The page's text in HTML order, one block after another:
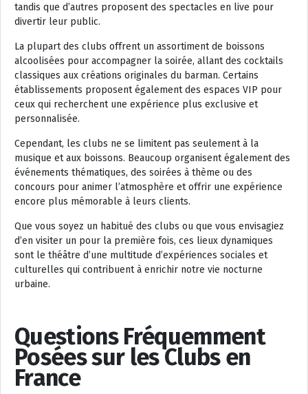
tandis que d’autres proposent des spectacles en live pour
divertir leur public.
La plupart des clubs offrent un assortiment de boissons
alcoolisées pour accompagner la soirée, allant des cocktails
classiques aux créations originales du barman. Certains
établissements proposent également des espaces VIP pour
ceux qui recherchent une expérience plus exclusive et
personnalisée.
Cependant, les clubs ne se limitent pas seulement à la
musique et aux boissons. Beaucoup organisent également des
événements thématiques, des soirées à thème ou des
concours pour animer l’atmosphère et offrir une expérience
encore plus mémorable à leurs clients.
Que vous soyez un habitué des clubs ou que vous envisagiez
d’en visiter un pour la première fois, ces lieux dynamiques
sont le théâtre d’une multitude d’expériences sociales et
culturelles qui contribuent à enrichir notre vie nocturne
urbaine.
Questions Fréquemment
Posées sur les Clubs en
France